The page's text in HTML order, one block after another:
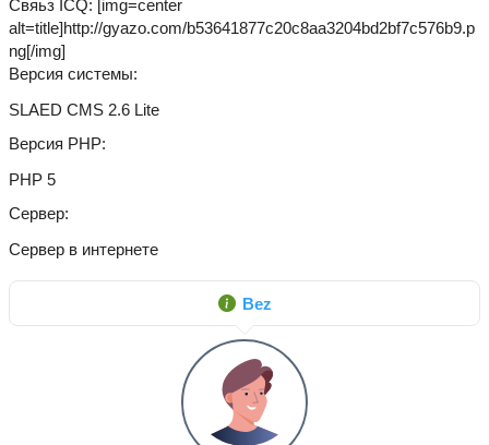
Свяьз ICQ: [img=center
alt=title]http://gyazo.com/b53641877c20c8aa3204bd2bf7c576b9.p
ng[/img]
Версия системы
SLAED CMS 2.6 Lite
Версия PHP
PHP 5
Сервер
Сервер в интернете
Bez